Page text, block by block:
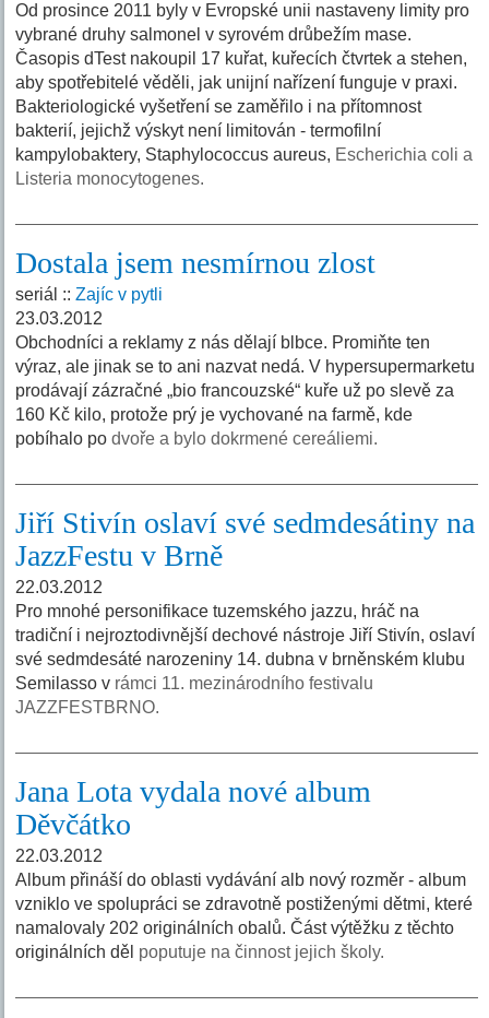
Od prosince 2011 byly v Evropské unii nastaveny limity pro
vybrané druhy salmonel v syrovém drůbežím mase.
Časopis dTest nakoupil 17 kuřat, kuřecích čtvrtek a stehen,
aby spotřebitelé věděli, jak unijní nařízení funguje v praxi.
Bakteriologické vyšetření se zaměřilo i na přítomnost
bakterií, jejichž výskyt není limitován - termofilní
kampylobaktery, Staphylococcus aureus, Escherichia coli a
Listeria monocytogenes.
Dostala jsem nesmírnou zlost
seriál ::Zajíc v pytli
23.03.2012
Obchodníci a reklamy z nás dělají blbce. Promiňte ten
výraz, ale jinak se to ani nazvat nedá. V hypersupermarketu
prodávají zázračné „bio francouzské“ kuře už po slevě za
160 Kč kilo, protože prý je vychované na farmě, kde
pobíhalo podvoře a bylo dokrmené cereáliemi.
Jiří Stivín oslaví své sedmdesátiny na
JazzFestu v Brně
22.03.2012
Pro mnohé personifikace tuzemského jazzu, hráč na
tradiční i nejroztodivnější dechové nástroje Jiří Stivín, oslaví
své sedmdesáté narozeniny 14. dubna v brněnském klubu
Semilasso v rámci 11. mezinárodního festivalu
JAZZFESTBRNO.
Jana Lota vydala nové album
Děvčátko
22.03.2012
Album přináší do oblasti vydávání alb nový rozměr - album
vzniklo ve spolupráci se zdravotně postiženými dětmi, které
namalovaly 202 originálních obalů. Část výtěžku z těchto
originálních děl poputuje na činnost jejich školy.